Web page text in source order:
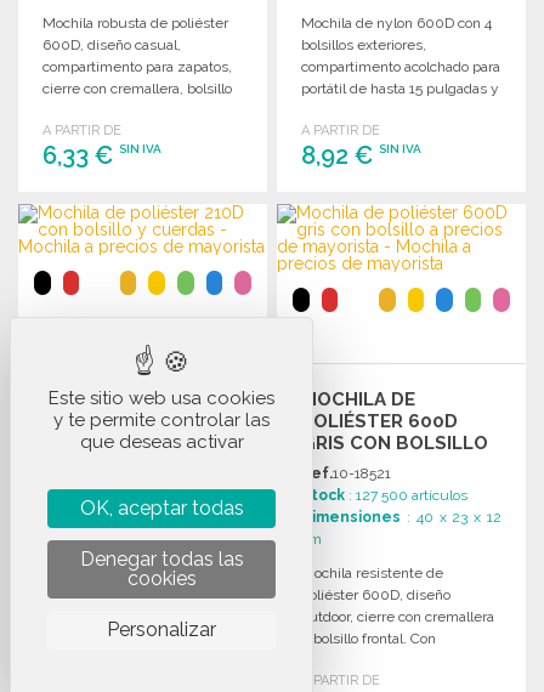
Mochila robusta de poliéster
600D, diseño casual,
compartimento para zapatos,
cierre con cremallera, bolsillo
A PARTIR DE
6,33 € SIN IVA
PEDIR
Solicitar un presupuesto
Mochila de nylon 600D con 4
bolsillos exteriores,
compartimento acolchado para
portátil de hasta 15 pulgadas y
A PARTIR DE
8,92 €SIN IVA
PEDIR
Solicitar un presupuesto
MOCHILA DE
POLIÉSTER 210D CON
BOLSILLO Y CUERDAS
10-18220
Dimensiones : 45 x 34.5 cm
Mochila de poliéster 210D con
bolsillo con cremallera, salida
para auriculares y cuerdas
autoadherentes en varios
A PARTIR DE
MOCHILA DE
POLIÉSTER 600D
GRIS CON BOLSILLO
Ref.10-18521
Stock : 127 500 artículos
Dimensiones : 40 x 23 x 12
cm
Mochila resistente de
poliéster 600D, diseño
outdoor, cierre con cremallera
y bolsillo frontal. Con
tirantes.
A PARTIR DE
Este sitio web usa cookies
y te permite controlar las
que deseas activar
OK, aceptar todas
Denegar todas las
cookies
Personalizar